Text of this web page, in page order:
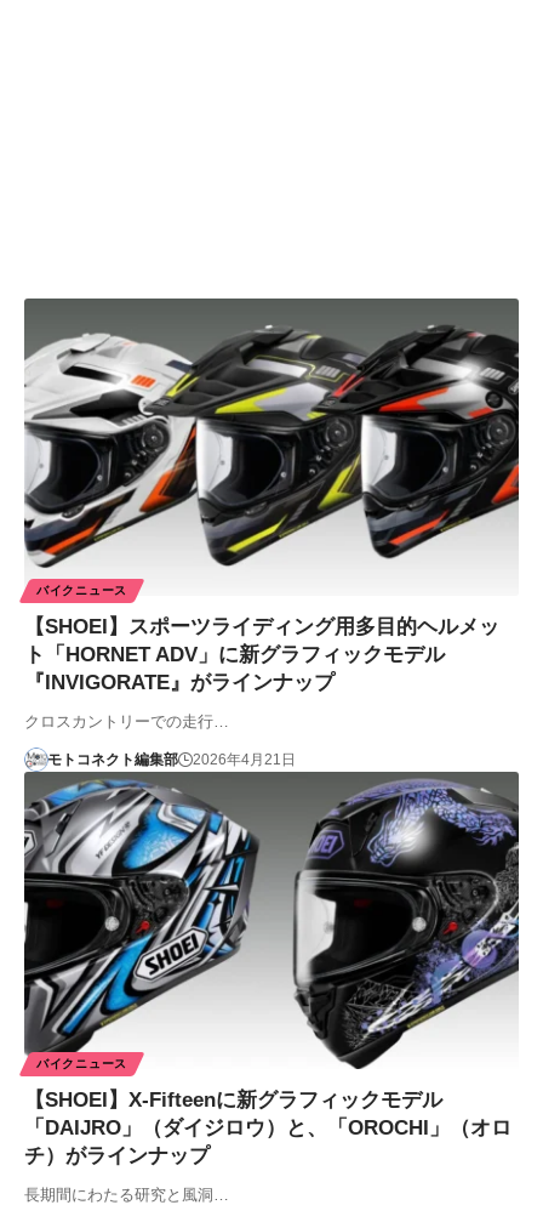
バイクニュース
【SHOEI】スポーツライディング用多目的ヘルメッ
ト「HORNET ADV」に新グラフィックモデル
『INVIGORATE』がラインナップ
クロスカントリーでの走行…
モトコネクト編集部 2026年4月21日
バイクニュース
【SHOEI】X-Fifteenに新グラフィックモデル
「DAIJRO」（ダイジロウ）と、「OROCHI」（オロ
チ）がラインナップ
長期間にわたる研究と風洞…